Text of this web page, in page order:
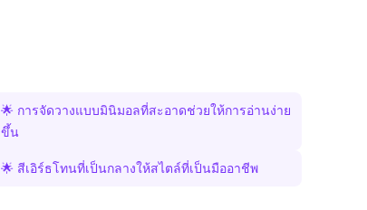
🌟 การจัดวางแบบมินิมอลที่สะอาดช่วยให้การอ่านง่าย
ขึ้น
🌟 สีเอิร์ธโทนที่เป็นกลางให้สไตล์ที่เป็นมืออาชีพ